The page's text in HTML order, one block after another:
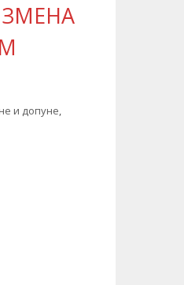
и допуне,